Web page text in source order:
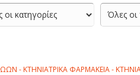
- ΚΤΗΝΙΑΤΡΙΚΑ ΦΑΡΜΑΚΕΙΑ -